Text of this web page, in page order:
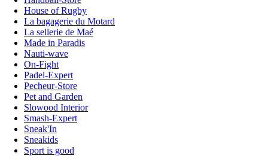
House of Rugby
La bagagerie du Motard
La sellerie de Maé
Made in Paradis
Nauti-wave
On-Fight
Padel-Expert
Pecheur-Store
Pet and Garden
Slowood Interior
Smash-Expert
Sneak'In
Sneakids
Sport is good